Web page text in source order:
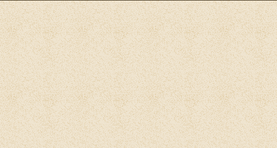
, oltre ad essere convenienti risolverete il problema del
cotte di colore.schema perfetto per cuscino o per una bella
.